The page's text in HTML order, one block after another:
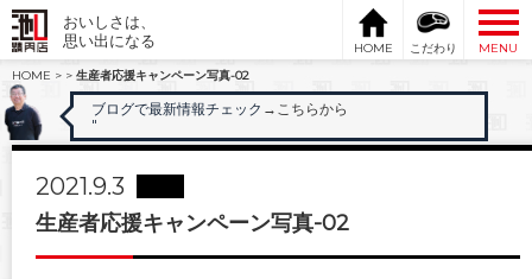
おいしさは、
思い出になる
HOME こだわり
MENU
HOME > > 生産者応援キャンペーン写真-02
ブログで最新情報チェック →こちらから
"
2021.9.3
生産者応援キャンペーン写真-02